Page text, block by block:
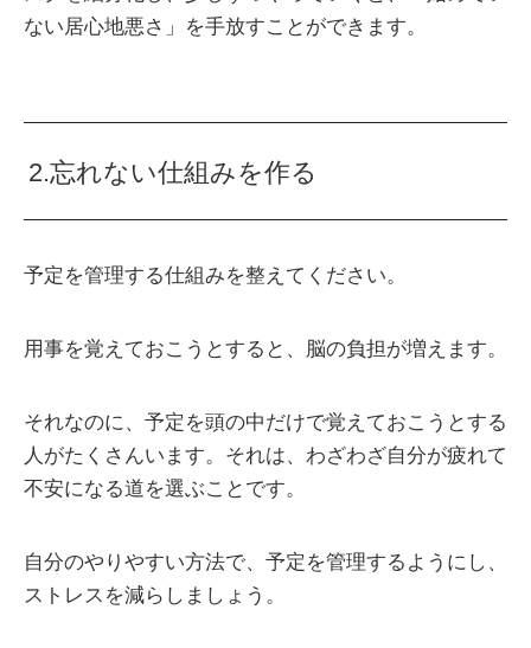
ない居心地悪さ」を手放すことができます。
2.忘れない仕組みを作る
予定を管理する仕組みを整えてください。
用事を覚えておこうとすると、脳の負担が増えます。
それなのに、予定を頭の中だけで覚えておこうとする
人がたくさんいます。それは、わざわざ自分が疲れて
不安になる道を選ぶことです。
自分のやりやすい方法で、予定を管理するようにし、
ストレスを減らしましょう。